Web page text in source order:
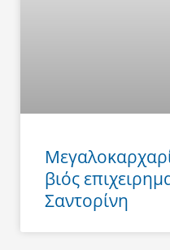
βιός
Σαντορίνη